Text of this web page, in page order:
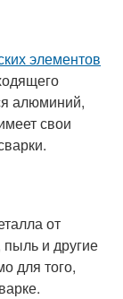
элементов
алюминий,
свои
от
пыль и другие
для того,